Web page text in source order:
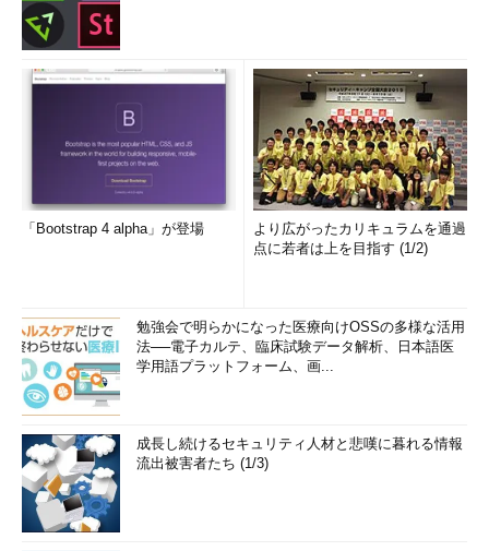
「Bootstrap 4 alpha」が登場
より広がったカリキュラムを通過
点に若者は上を目指す (1/2)
勉強会で明らかになった医療向けOSSの多様な活用
法──電子カルテ、臨床試験データ解析、日本語医
学用語プラットフォーム、画...
成長し続けるセキュリティ人材と悲嘆に暮れる情報
流出被害者たち (1/3)